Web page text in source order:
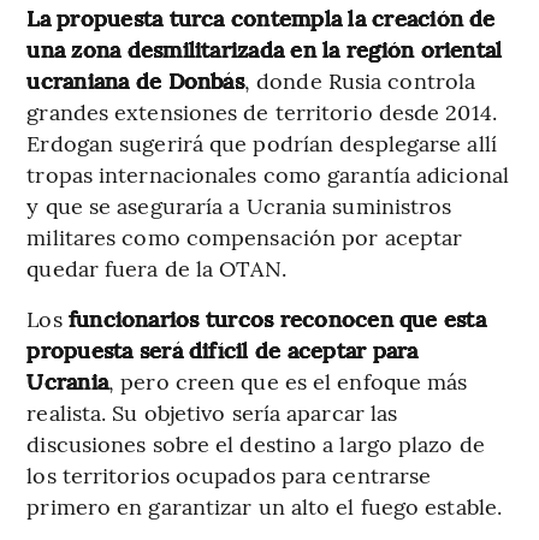
La propuesta turca contempla la creación de
una zona desmilitarizada en la región oriental
ucraniana de Donbás, donde Rusia controla
grandes extensiones de territorio desde 2014.
Erdogan sugerirá que podrían desplegarse allí
tropas internacionales como garantía adicional
y que se aseguraría a Ucrania suministros
militares como compensación por aceptar
quedar fuera de la OTAN.
Los funcionarios turcos reconocen que esta
propuesta será difícil de aceptar para
Ucrania, pero creen que es el enfoque más
realista. Su objetivo sería aparcar las
discusiones sobre el destino a largo plazo de
los territorios ocupados para centrarse
primero en garantizar un alto el fuego estable.